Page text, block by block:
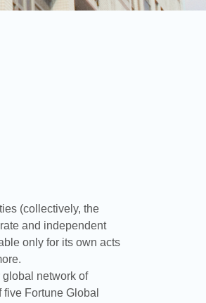
(collectively, the
and independent
only for its own acts
network of
Fortune Global